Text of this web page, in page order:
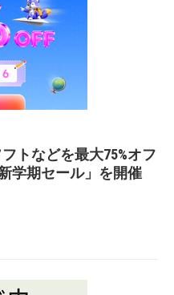
トなどを最大75%オフ
学期セール」を開催